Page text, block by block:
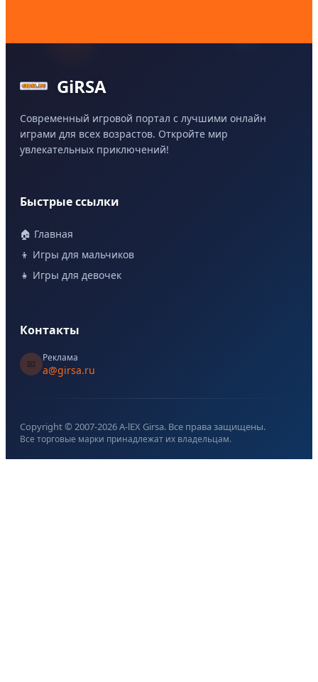
GiRSA
Современный игровой портал с лучшими онлайн
играми для всех возрастов. Откройте мир
увлекательных приключений!
Быстрые ссылки
🏠 Главная
👦 Игры для мальчиков
👧 Игры для девочек
Контакты
📧
Реклама
a@girsa.ru
Copyright © 2007-2026A-lEX Girsa. Все права защищены.
Все торговые марки принадлежат их владельцам.